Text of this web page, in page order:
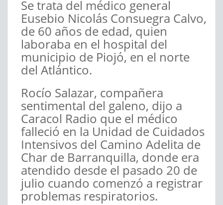
Se trata del médico general
Eusebio Nicolás Consuegra Calvo,
de 60 años de edad, quien
laboraba en el hospital del
municipio de Piojó, en el norte
del Atlántico.
Rocío Salazar, compañera
sentimental del galeno, dijo a
Caracol Radio que el médico
falleció en la Unidad de Cuidados
Intensivos del Camino Adelita de
Char de Barranquilla, donde era
atendido desde el pasado 20 de
julio cuando comenzó a registrar
problemas respiratorios.